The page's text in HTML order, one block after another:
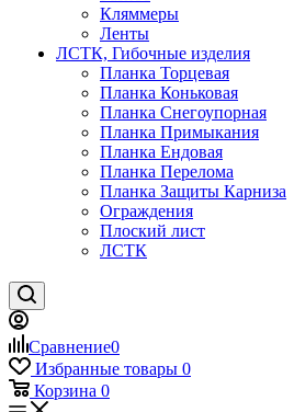
Кляммеры
Ленты
ЛСТК, Гибочные изделия
Планка Торцевая
Планка Коньковая
Планка Снегоупорная
Планка Примыкания
Планка Ендовая
Планка Перелома
Планка Защиты Карниза
Ограждения
Плоский лист
ЛСТК
Сравнение0
Избранные товары 0
Корзина 0